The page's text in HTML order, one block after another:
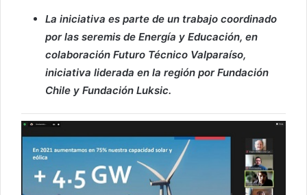
La iniciativa es parte de un trabajo coordinado
por las seremis de Energía y Educación, en
colaboración Futuro Técnico Valparaíso,
iniciativa liderada en la región por Fundación
Chile y Fundación Luksic.